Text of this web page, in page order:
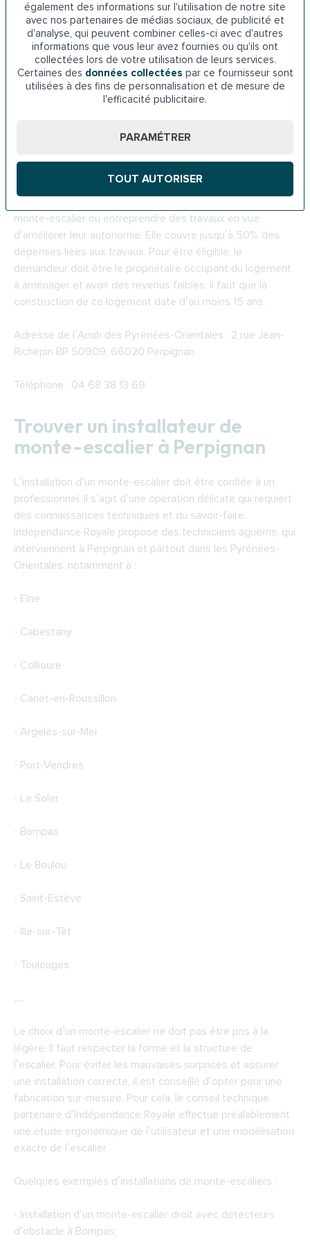
également des informations sur l'utilisation de notre site
avec nos partenaires de médias sociaux, de publicité et
d'analyse, qui peuvent combiner celles-ci avec d'autres
informations que vous leur avez fournies ou qu'ils ont
collectées lors de votre utilisation de leurs services.
Certaines des données collectées par ce fournisseur sont
utilisées à des fins de personnalisation et de mesure de
l’efficacité publicitaire.
PARAMÉTRER
TOUT AUTORISER
Languedoc-Roussillon.
Adresse de laCarsat du Languedoc-Roussillon: 26 Av.
Maréchal Koenig, 66100 Perpignan
Téléphone : 09 71 10 39 60
L’Agence nationale de l’habitat met en place une action
nommée « Habiter facile ». Il s’agit d’une aide financière
monte-escalier ou entreprendre des travaux en vue
d’améliorer leur autonomie. Elle couvre jusqu’à 50% des
dépenses liées aux travaux. Pour être éligible, le
demandeur doit être le propriétaire occupant du logement
à aménager et avoir des revenus faibles. Il faut que la
construction de ce logement date d’au moins 15 ans.
Adresse de l’Anah des Pyrénées-Orientales : 2 rue Jean-
Richepin BP 50909, 66020 Perpignan
Téléphone : 04 68 38 13 69
Trouver un installateur de
monte-escalier à Perpignan
L’installation d’un monte-escalier doit être confiée à un
professionnel. Il s’agit d’une opération délicate qui requiert
des connaissances techniques et du savoir-faire.
Indépendance Royale propose des techniciens aguerris, qui
interviennent à Perpignan et partout dans les Pyrénées-
Orientales, notamment à :
· Elne
· Cabestany
· Collioure
· Canet-en-Roussillon
· Argelès-sur-Mer
· Port-Vendres
· Le Soler
· Bompas
· Le Boulou
· Saint-Estève
· Ille-sur-Têt
· Toulouges
…
Le choix d’un monte-escalier ne doit pas être pris à la
légère. Il faut respecter la forme et la structure de
l’escalier. Pour éviter les mauvaises surprises et assurer
une installation correcte, il est conseillé d’opter pour une
fabrication sur-mesure. Pour cela, le conseil technique
partenaire d’Indépendance Royale effectue préalablement
une étude ergonomique de l’utilisateur et une modélisation
exacte de l’escalier.
Quelques exemples d’installations de monte-escaliers :
· Installation d’un monte-escalier droit avec détecteurs
d’obstacle à Bompas;